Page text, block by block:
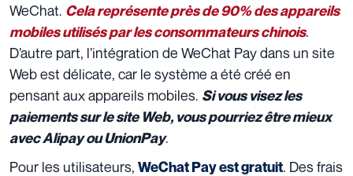
WeChat. Cela représente près de 90% des appareils
mobiles utilisés par les consommateurs chinois.
D’autre part, l’intégration de WeChat Pay dans un site
Web est délicate, car le système a été créé en
pensant aux appareils mobiles. Si vous visez les
paiements sur le site Web, vous pourriez être mieux
avec Alipay ou UnionPay.
Pour les utilisateurs, WeChat Pay est gratuit. Des frais